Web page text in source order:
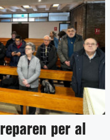
per al